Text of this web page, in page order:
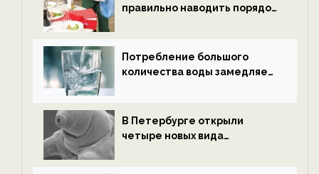
правильно наводить порядок
Потребление большого
количества воды замедляет
В Петербурге открыли
четыре новых вида